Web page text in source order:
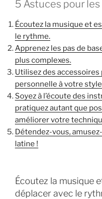
5 Astuces pour
Écoutez la musique et
le rythme.
Apprenez les pas de
plus complexes.
Utilisez des
personnelle à votre
Soyez à l’écoute des
pratiquez autant que
améliorer votre
Détendez-vous,
latine !
Écoutez la musique
déplacer avec le